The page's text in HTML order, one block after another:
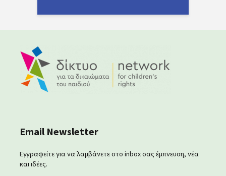
Email Newsletter
Εγγραφείτε για να λαμβάνετε στο inbox σας έμπνευση, νέα
και ιδέες.